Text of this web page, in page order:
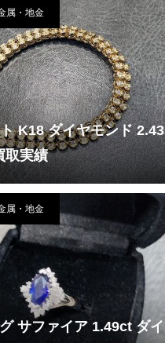
属・地金
K18 ダイヤモンド 2.43
取実績
属・地金
サファイア 1.49ct ダイ